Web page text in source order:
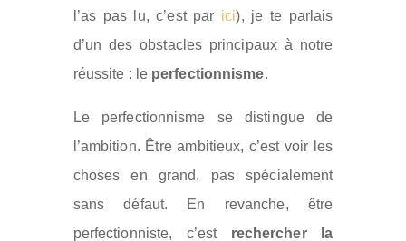
l’as pas lu, c’est par ici), je te parlais
d’un des obstacles principaux à notre
réussite : le perfectionnisme.
Le perfectionnisme se distingue de
l’ambition. Être ambitieux, c’est voir les
choses en grand, pas spécialement
sans défaut. En revanche, être
perfectionniste, c’est rechercher la